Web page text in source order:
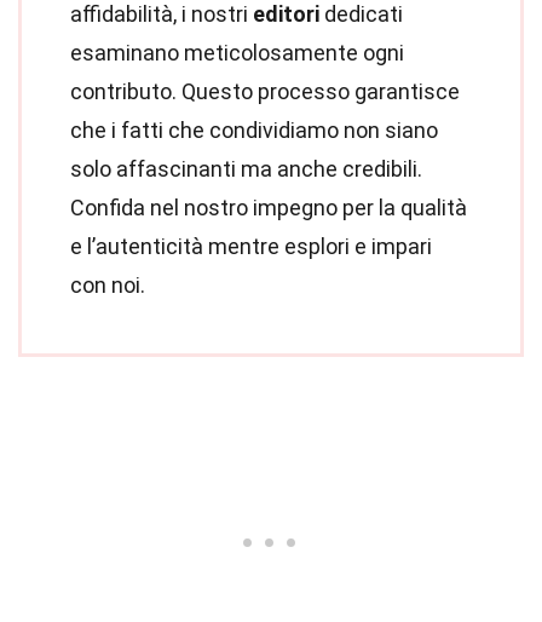
affidabilità, i nostri editori dedicati
esaminano meticolosamente ogni
contributo. Questo processo garantisce
che i fatti che condividiamo non siano
solo affascinanti ma anche credibili.
Confida nel nostro impegno per la qualità
e l’autenticità mentre esplori e impari
con noi.